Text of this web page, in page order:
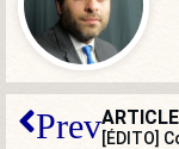
Prev